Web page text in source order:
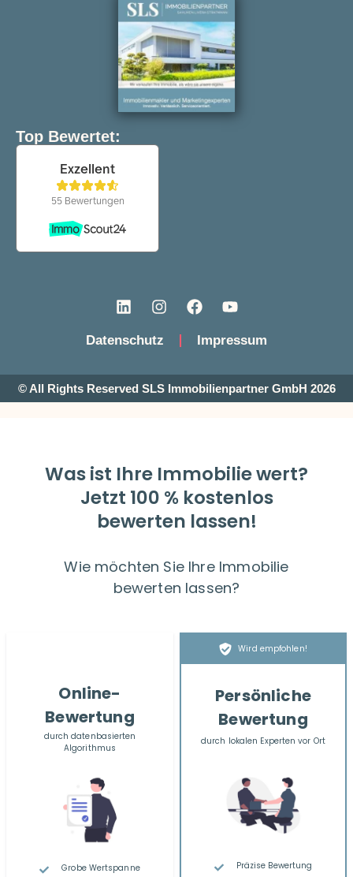
Top Bewertet:
Datenschutz Impressum
© All Rights Reserved SLS Immobilienpartner GmbH 2026